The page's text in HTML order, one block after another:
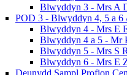
Blwyddyn 3 - Mrs A
POD 3 - Blwyddyn 4, 5 a 6
Blwyddyn 4 - Mrs E
Blwyddyn 4 a 5 - Mr
Blwyddyn 5 - Mrs S
Blwyddyn 6 - Mrs E
Deunydd Sampl Profion